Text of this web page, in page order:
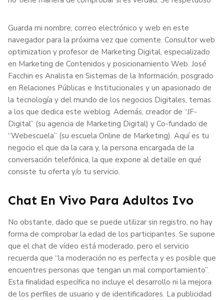
Guarda mi nombre, correo electrónico y web en este
navegador para la próxima vez que comente. Consultor web
optimization y profesor de Marketing Digital, especializado
en Marketing de Contenidos y posicionamiento Web. José
Facchin es Analista en Sistemas de la Información, posgrado
en Relaciones Públicas e Institucionales y un apasionado de
la tecnología y del mundo de los negocios Digitales, temas
a los que dedica este weblog. Además, creador de “JF-
Digital” (su agencia de Marketing Digital) y Co-fundado de
“Webescuela” (su escuela Online de Marketing). Aquí es tu
negocio el que da la cara y, la persona encargada de la
conversación telefónica, la que expone al detalle en qué
consiste tu oferta y/o tu servicio.
Chat En Vivo Para Adultos Ivo
No obstante, dado que se puede utilizar sin registro, no hay
forma de comprobar la edad de los participantes. Se supone
que el chat de vídeo está moderado, pero el servicio
recuerda que “la moderación no es perfecta y es posible que
encuentres personas que tengan un mal comportamiento”.
Esta finalidad específica no incluye el desarrollo ni la mejora
de los perfiles de usuario y de identificadores. La publicidad